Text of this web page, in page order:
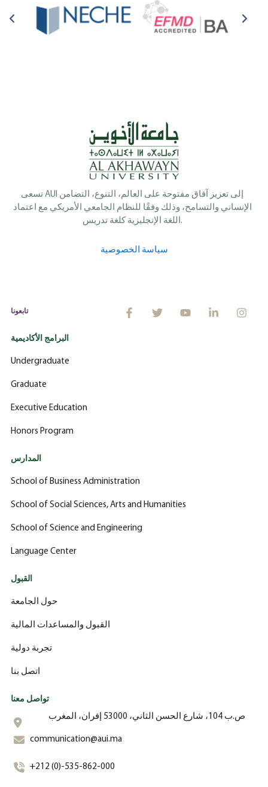
تسعى AUI إلى تعزيز آفاق مفتوحة على العالم، التنوع، التضامن
الإنساني والتسامح، وذلك وفقًا للنظام الجامعي الأمريكي مع اعتماد
سياسة الخصوصية
تابعونا
البرامج الأكاديمية
Undergraduate
Graduate
Executive Education
Honors Program
المدارس
School of Business Administration
School of Social Sciences, Arts and Humanities
School of Science and Engineering
Language Center
القبول
حول الجامعة
القبول والمساعدات المالية
تجربة دولية
اتصل بنا
تواصل معنا
ص.ب 104، شارع الحسن الثاني، 53000 إفران، المغرب
communication@aui.ma
+212 (0)-535-862-000